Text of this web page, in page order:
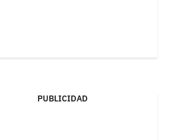
PUBLICIDAD